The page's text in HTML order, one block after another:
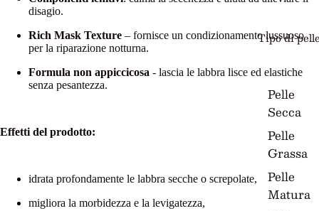
Tipo di
Pelle
Secca
Pelle
Grassa
Pelle
Matura
disagio.
Rich Mask Texture – fornisce un condizionamento lussuoso
per la riparazione notturna.
Formula non appiccicosa - lascia le labbra lisce ed elastiche
senza pesantezza.
Effetti del prodotto:
idrata profondamente le labbra secche o screpolate,
migliora la morbidezza e la levigatezza,